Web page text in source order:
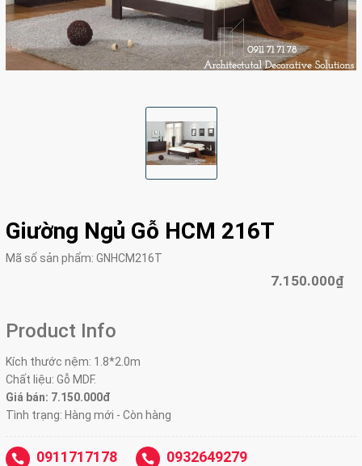
Giường Ngủ Gỗ HCM 216T
Mã số sản phẩm: GNHCM216T
7.150.000₫
Product Info
Kích thước nệm: 1.8*2.0m
Chất liệu: Gỗ MDF.
Giá bán: 7.150.000đ
Tình trạng: Hàng mới - Còn hàng
0911717178 0932649279